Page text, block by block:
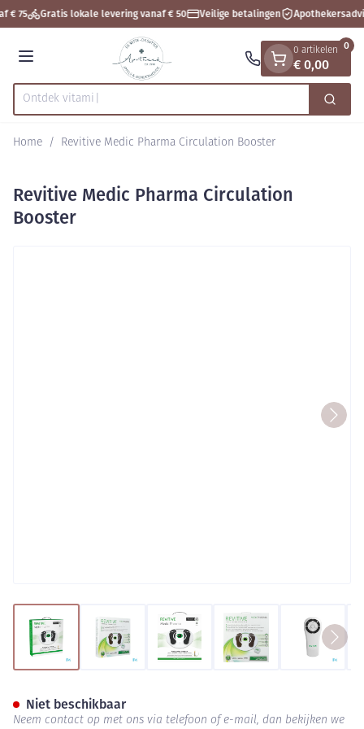
Ga naar de inhoud
1 van 1
€ 75 Gratis lokale levering vanaf € 50 Veilige betalingen
Menu
Product, merk, categorie...
Ontdek vitamines Zoek
0 artikelen
€ 0,00
0
Home / Revitive Medic Pharma Circulation Booster
Revitive Medic Pharma Circulation
Booster
View larger imageView larger imageView larger image
Niet beschikbaar
Neem contact op met ons via telefoon of e-mail, dan bekijken we